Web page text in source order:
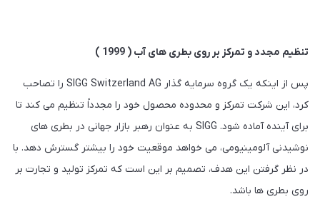
تنظیم مجدد و تمرکز بر روی بطری های آب ( 1999 )
پس از اینکه یک گروه سرمایه گذار SIGG Switzerland AG را تصاحب
کرد، این شرکت تمرکز و محدوده محصول خود را مجدداً تنظیم می کند تا
برای آینده آماده شود. SIGG به عنوان رهبر بازار جهانی در بطری های
نوشیدنی آلومینیومی، می خواهد موقعیت خود را بیشتر گسترش دهد. با
در نظر گرفتن این هدف، تصمیم بر این است که تمرکز تولید و تجارت بر
روی بطری ها باشد.